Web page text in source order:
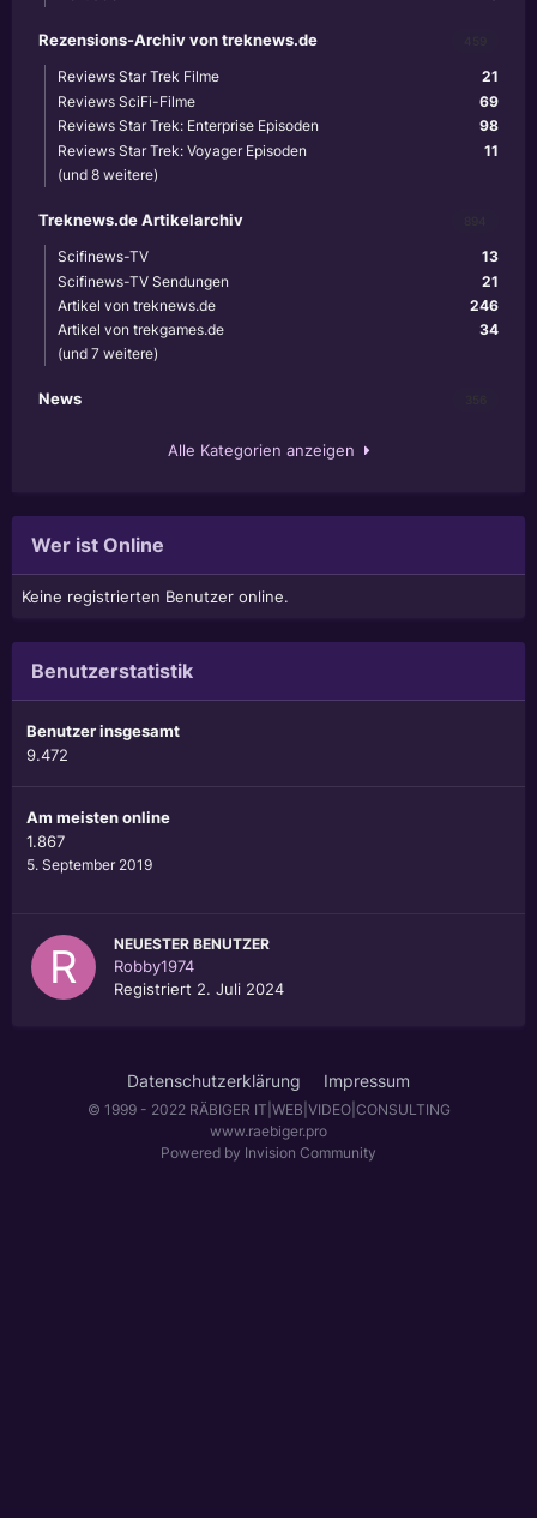
Rezensions-Archiv von treknews.de
21
Reviews Star Trek Filme
69
Reviews SciFi-Filme
98
Reviews Star Trek: Enterprise Episoden
11
Reviews Star Trek: Voyager Episoden
(und 8 weitere)
Treknews.de Artikelarchiv
13
Scifinews-TV
21
Scifinews-TV Sendungen
246
Artikel von treknews.de
34
Artikel von trekgames.de
(und 7 weitere)
News
Alle Kategorien anzeigen
Wer ist Online
Keine registrierten Benutzer online.
Benutzerstatistik
Benutzer insgesamt
9.472
Am meisten online
1.867
5. September 2019
NEUESTER BENUTZER
Robby1974
Registriert 2. Juli 2024
Datenschutzerklärung Impressum
© 1999 - 2022 RÄBIGER IT|WEB|VIDEO|CONSULTING
www.raebiger.pro
Powered by Invision Community